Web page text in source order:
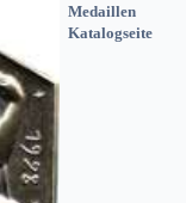
Medaillen
Katalogseite